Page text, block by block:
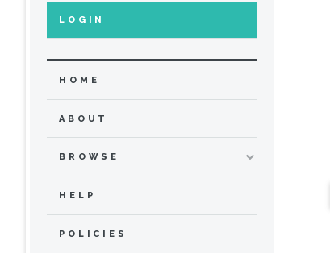
LOGIN
HOME
ABOUT
BROWSE
HELP
POLICIES